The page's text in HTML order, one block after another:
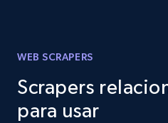
WEB SCRAPERS
Scrapers
para usar